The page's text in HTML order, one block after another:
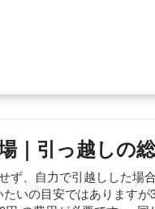
｜引っ越しの
ず、自力で引越しした場
いの目安ではあります